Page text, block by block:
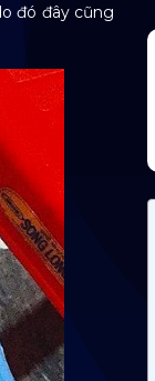
đó đây cũng